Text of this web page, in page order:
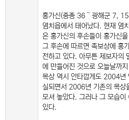
홍가신(중종 36～광해군 7,
염치읍에서 태어났다. 현재 염
은 홍가신의 후손들이 홍가신
그 후손에 따르면 족보상에 홍
전하고 있다. 아무튼 제보자의
에 만들어진 것으로 오늘날까
목상 역시 안타깝게도 2004년
실되면서 2006년 기존의 목상
모셔 놓았다. 그러나 그 모습
있다.